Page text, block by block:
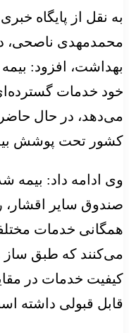
به نقل از پایگاه
محمدمهدی ناصحی،
بهداشت، افزود:
خود خدمات
کشور تحت پوشش
صندوق سایر اقشار،
همگانی خدمات
می‌کنند که طبق ساز
کیفیت خدمات در
قابل قبولی داشته